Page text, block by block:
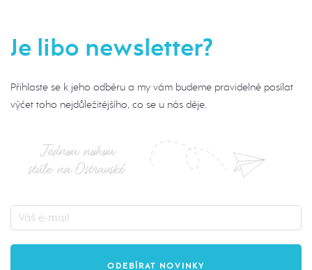
Je libo newsletter?
Přihlaste se k jeho odběru a my vám budeme pravidelně posílat
výčet toho nejdůležitějšího, co se u nás děje.
Jednou nohou
stále na Ostravské